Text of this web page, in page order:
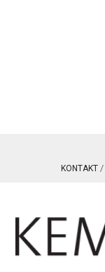
KONTAKT